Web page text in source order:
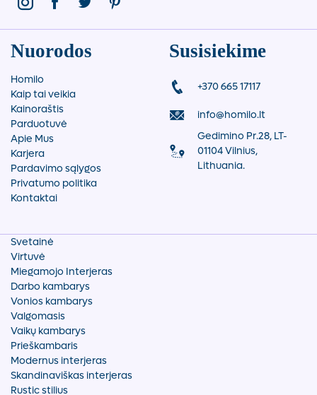
Nuorodos
Homilo
Kaip tai veikia
Kainoraštis
Parduotuvė
Apie Mus
Karjera
Pardavimo sąlygos
Privatumo politika
Kontaktai
Susisiekime
+370 665 17117
info@homilo.lt
Gedimino Pr.28, LT-
01104 Vilnius,
Lithuania.
Svetainė
Virtuvė
Miegamojo Interjeras
Darbo kambarys
Vonios kambarys
Valgomasis
Vaikų kambarys
Prieškambaris
Modernus interjeras
Skandinaviškas interjeras
Rustic stilius